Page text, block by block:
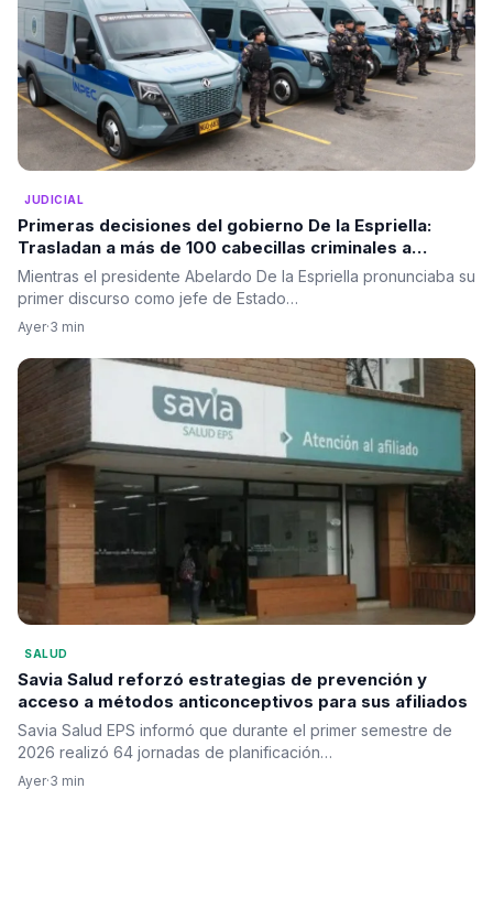
JUDICIAL
Primeras decisiones del gobierno De la Espriella:
Trasladan a más de 100 cabecillas criminales a
cárceles de máxima seguridad
Mientras el presidente Abelardo De la Espriella pronunciaba su
primer discurso como jefe de Estado…
Ayer·3 min
SALUD
Savia Salud reforzó estrategias de prevención y
acceso a métodos anticonceptivos para sus afiliados
Savia Salud EPS informó que durante el primer semestre de
2026 realizó 64 jornadas de planificación…
Ayer·3 min